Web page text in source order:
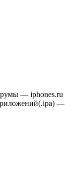
— iphones.ru
—